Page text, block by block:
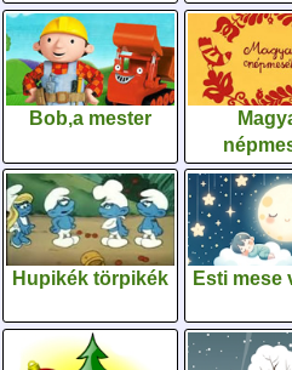
Bob,a mester
Hupikék törpikék Esti mese